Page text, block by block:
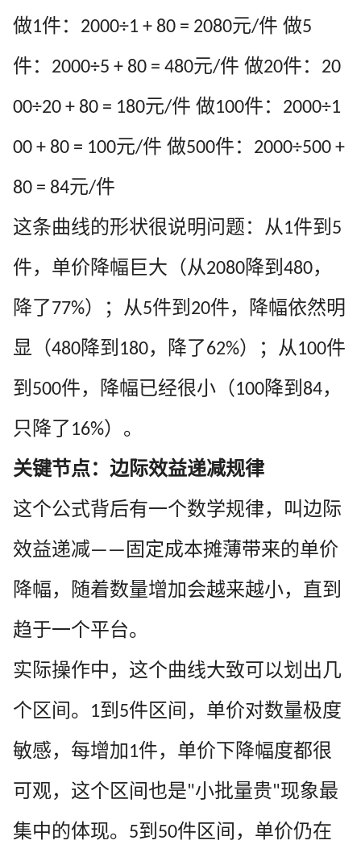
做1件： 2000÷1 + 80 = 2080元/件 做5
件： 2000÷5 + 80 = 480元/件 做20件： 20
00÷20 + 80 = 180元/件 做100件： 2000÷1
00 + 80 = 100元/件 做500件： 2000÷500 +
80 = 84元/件
这条曲线的形状很说明问题：从1件到 5
件，单价降幅巨大（从2080降到 480，
降了77%）；从5件到 20件，降幅依然明
显（480降到 180，降了62%）；从100件
到 500件，降幅已经很小（ 100降到 84，
只降了 16%）。
关键节点：边际效益递减规律
这个公式背后有一个数学规律，叫边际
效益递减—— 固定成本摊薄带来的单价
降幅，随着数量增加会越来越小，直到
趋于一个平台。
实际操作中，这个曲线大致可以划出几
个区间。
1到 5件区间，单价对数量极度
敏感，每增加 1件，单价下降幅度都很
可观，这个区间也是"小批量贵"现象最
集中的体现。 5到 50件区间，单价仍在